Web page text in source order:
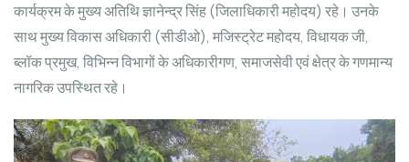
कार्यक्रम के मुख्य अतिथिज्ञानेन्द्र सिंह(जिलाधिकारी महोदय) रहे। उनके
साथ मुख्य विकास अधिकारी (सीडीओ), मजिस्ट्रेट महोदय, विधायक जी,
ब्लॉक प्रमुख, विभिन्न विभागों के अधिकारीगण, समाजसेवी एवं क्षेत्र के गणमान्य
नागरिक उपस्थित रहे।